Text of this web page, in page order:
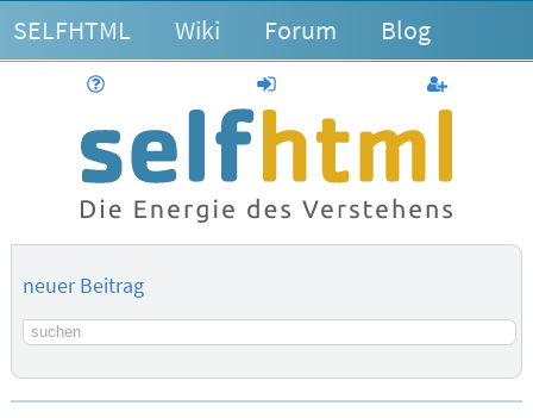
SELFHTML Wiki Forum Blog
anmelden
neuer Beitrag
Suchbegriff